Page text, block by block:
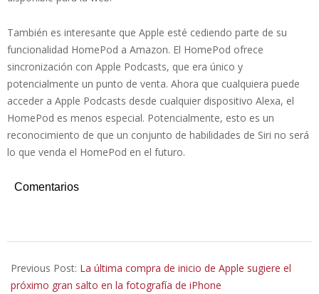
También es interesante que Apple esté cediendo parte de su
funcionalidad HomePod a Amazon. El HomePod ofrece
sincronización con Apple Podcasts, que era único y
potencialmente un punto de venta. Ahora que cualquiera puede
acceder a Apple Podcasts desde cualquier dispositivo Alexa, el
HomePod es menos especial. Potencialmente, esto es un
reconocimiento de que un conjunto de habilidades de Siri no será
lo que venda el HomePod en el futuro.
Comentarios
12-
14
Previous Post: La última compra de inicio de Apple sugiere el
próximo gran salto en la fotografía de iPhone